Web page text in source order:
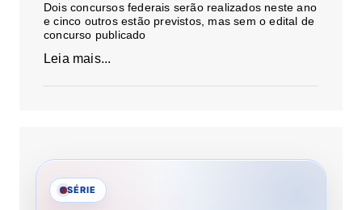
Dois concursos federais serão realizados neste ano
e cinco outros estão previstos, mas sem o edital de
concurso publicado
Leia mais...
SÉRIE